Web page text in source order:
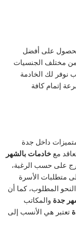
على أفضل
من مختلف الجنسيات
نوفر لك الخادمة
إتمام كافة
داخل جدة
معخادمات بالشهر
على حسب الرغبة،
متطلبات الأسرة
المطلوب، كما أن
جدة والمكاتب
تعتبر هي الأنسب إلى